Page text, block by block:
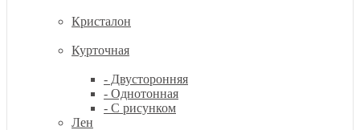
Кристалон
Курточная
- Двусторонняя
- Однотонная
- С рисунком
Лен